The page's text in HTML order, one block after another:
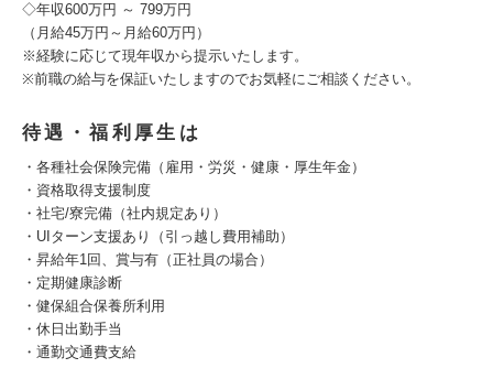
◇年収600万円 ～ 799万円
（月給45万円～月給60万円）
※経験に応じて現年収から提示いたします。
※前職の給与を保証いたしますのでお気軽にご相談ください。
待遇・福利厚生は
・各種社会保険完備（雇用・労災・健康・厚生年金）
・資格取得支援制度
・社宅/寮完備（社内規定あり）
・UIターン支援あり（引っ越し費用補助）
・昇給年1回、賞与有（正社員の場合）
・定期健康診断
・健保組合保養所利用
・休日出勤手当
・通勤交通費支給